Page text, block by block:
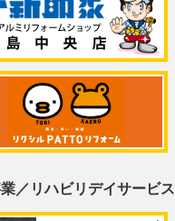
／リハビリデイサービス